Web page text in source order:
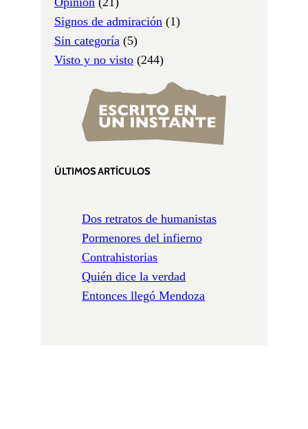
Signos de admiración (1)
Sin categoría (5)
Visto y no visto (244)
ÚLTIMOS ARTÍCULOS
Dos retratos de humanistas
Pormenores del infierno
Contrahistorias
Quién dice la verdad
Entonces llegó Mendoza